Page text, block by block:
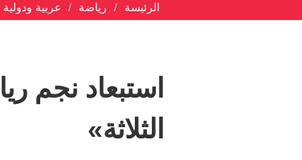
الرئيسة رياضة عربية ودولية
استبعاد نجم
الثلاثة»